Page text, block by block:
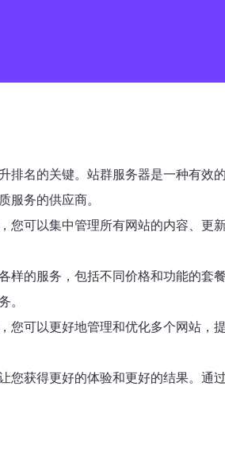
名的关键。站群服务器是一种有效
服务的供应商。
可以集中管理所有网站的内容、
的服务，包括不同价格和功能的
。
可以更好地管理和优化多个网站
获得更好的体验和更好的结果。